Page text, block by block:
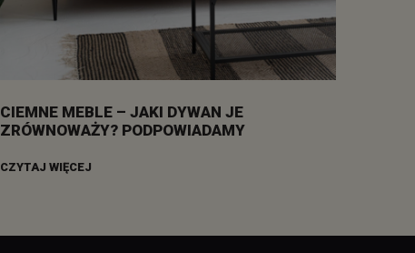
CIEMNE MEBLE – JAKI DYWAN JE
ZRÓWNOWAŻY? PODPOWIADAMY
CZYTAJ WIĘCEJ